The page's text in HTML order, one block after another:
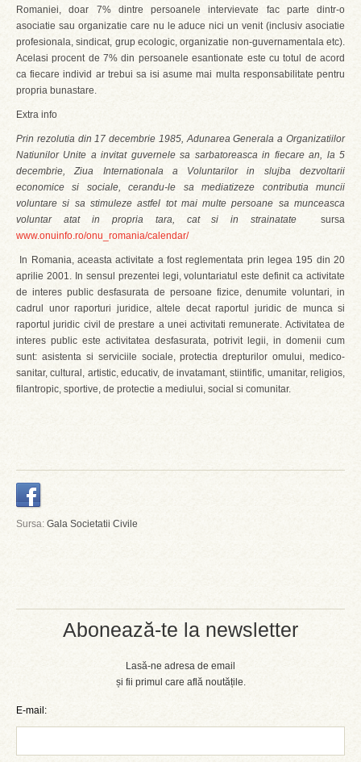
Abonează-te la newsletter
Lasă-ne adresa de email
și fii primul care află noutățile.
E-mail:
Romaniei, doar 7% dintre persoanele intervievate fac parte dintr-o
asociatie sau organizatie care nu le aduce nici un venit (inclusiv asociatie
profesionala, sindicat, grup ecologic, organizatie non-guvernamentala etc).
Acelasi procent de 7% din persoanele esantionate este cu totul de acord
ca fiecare individ ar trebui sa isi asume mai multa responsabilitate pentru
propria bunastare.
Extra info
Prin rezolutia din 17 decembrie 1985, Adunarea Generala a Organizatiilor
Natiunilor Unite a invitat guvernele sa sarbatoreasca in fiecare an, la 5
decembrie, Ziua Internationala a Voluntarilor in slujba dezvoltarii
economice si sociale, cerandu-le sa mediatizeze contributia muncii
voluntare si sa stimuleze astfel tot mai multe persoane sa munceasca
voluntar atat in propria tara, cat si in strainatate  sursa
www.onuinfo.ro/onu_romania/calendar/
In Romania, aceasta activitate a fost reglementata prin legea 195 din 20
aprilie 2001. In sensul prezentei legi, voluntariatul este definit ca activitate
de interes public desfasurata de persoane fizice, denumite voluntari, in
cadrul unor raporturi juridice, altele decat raportul juridic de munca si
raportul juridic civil de prestare a unei activitati remunerate. Activitatea de
interes public este activitatea desfasurata, potrivit legii, in domenii cum
sunt: asistenta si serviciile sociale, protectia drepturilor omului, medico-
sanitar, cultural, artistic, educativ, de invatamant, stiintific, umanitar, religios,
filantropic, sportive, de protectie a mediului, social si comunitar.
Sursa: Gala Societatii Civile